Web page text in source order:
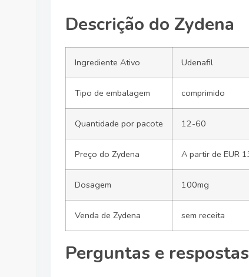
Descrição do Zydena
Ingrediente Ativo Udenafil
Tipo de embalagem comprimido
Quantidade por pacote 12-60
Preço do Zydena A partir de EUR
Dosagem 100mg
Venda de Zydena sem receita
Perguntas e